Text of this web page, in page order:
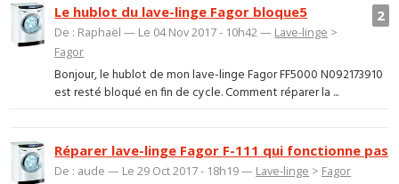
2
Le hublot du lave-linge Fagor bloque5
De : Raphaël — Le 04 Nov 2017 - 10h42 — Lave-linge >
Fagor
Bonjour, le hublot de mon lave-linge Fagor FF5000 N092173910
est resté bloqué en fin de cycle. Comment réparer la ...
Réparer lave-linge Fagor F-111 qui fonctionne pas
De : aude — Le 29 Oct 2017 - 18h19 — Lave-linge > Fagor